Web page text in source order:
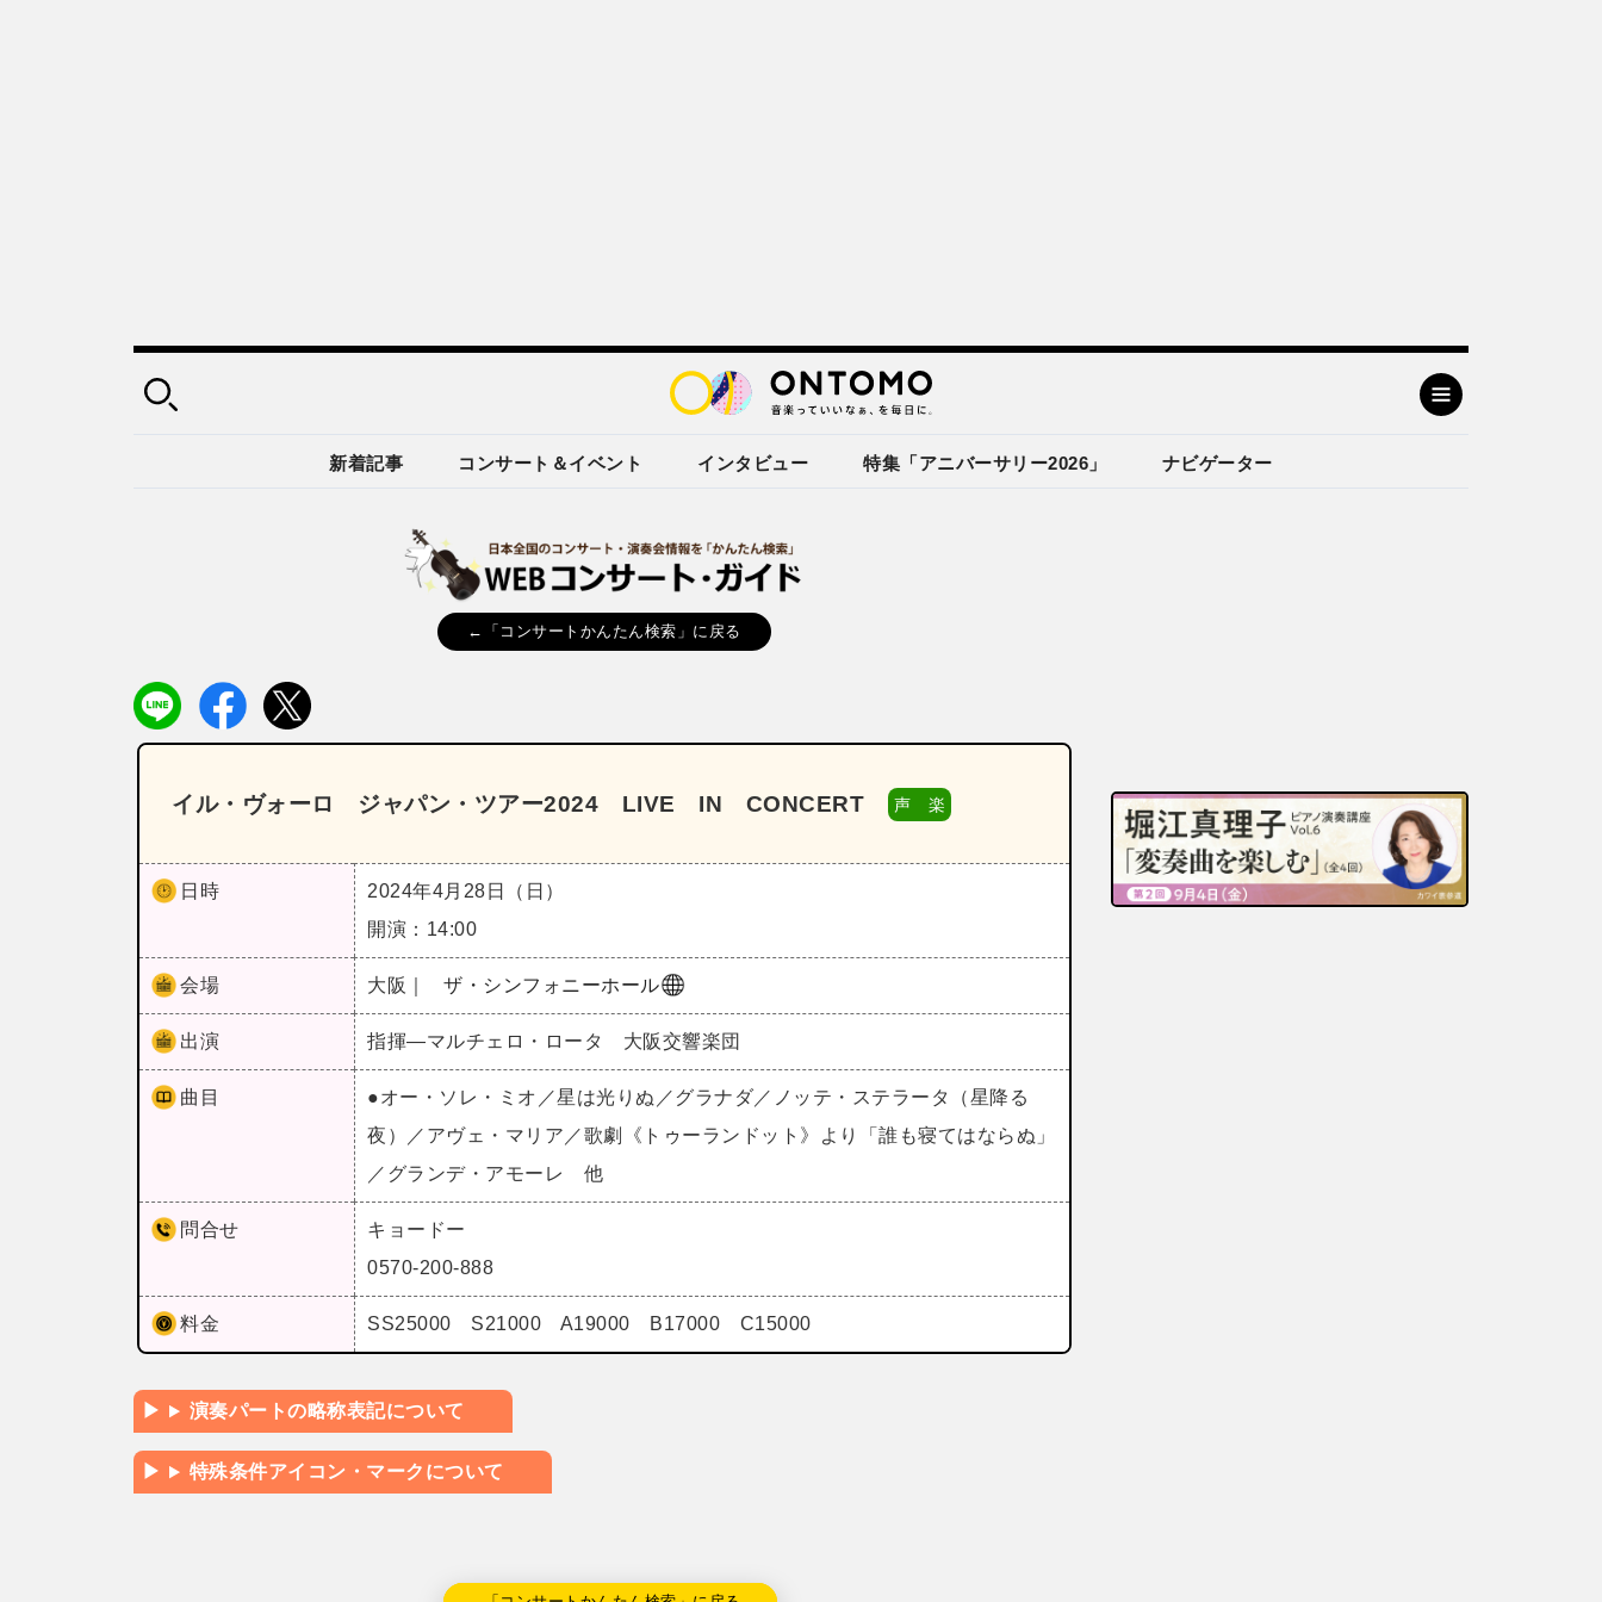
新着記事 コンサート＆イベント インタビュー 特集「アニバーサリー2026」 ナビゲーター
←「コンサートかんたん検索」に戻る
イル・ヴォーロ ジャパン・ツアー2024 LIVE IN CONCERT 声 楽
日時
2024年4月28日（日）
開演：14:00
会場 大阪｜ ザ・シンフォニーホール
出演 指揮―マルチェロ・ロータ 大阪交響楽団
曲目
●オー・ソレ・ミオ／星は光りぬ／グラナダ／ノッテ・ステラータ（星降る
夜）／アヴェ・マリア／歌劇《トゥーランドット》より「誰も寝てはならぬ」
／グランデ・アモーレ 他
問合せ
キョードー
0570-200-888
料金 SS25000 S21000 A19000 B17000 C15000
演奏パートの略称表記について
特殊条件アイコン・マークについて